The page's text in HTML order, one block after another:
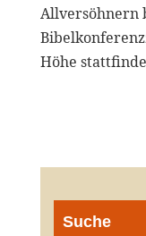
Allversöhnern
Höhe
Suche